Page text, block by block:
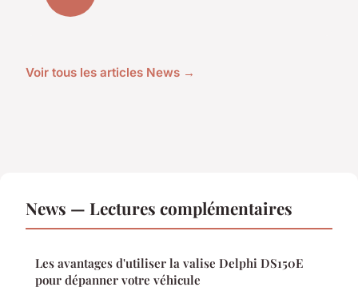
Voir tous les articles News →
News — Lectures complémentaires
Les avantages d'utiliser la valise Delphi DS150E
pour dépanner votre véhicule